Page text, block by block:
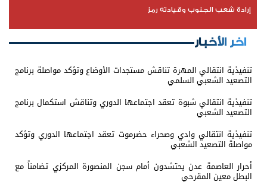
إرادة شعب الجنوب وقيادته رمز
اخر الأخبار
تنفيذية انتقالي المهرة تناقش مستجدات الأوضاع وتؤكد مواصلة برنامج
التصعيد الشعبي السلمي
تنفيذية انتقالي شبوة تعقد اجتماعها الدوري وتناقش استكمال برنامج
التصعيد الشعبي
تنفيذية انتقالي وادي وصحراء حضرموت تعقد اجتماعها الدوري وتؤكد
مواصلة التصعيد الشعبي
أحرار العاصمة عدن يحتشدون أمام سجن المنصورة المركزي تضامناً مع
البطل معين المقرحي